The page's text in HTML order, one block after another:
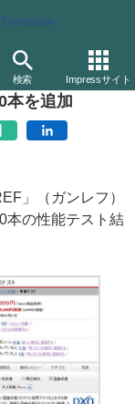
Translate
検索 Impressサイト
ンパス
本を追加
」（ガンレフ）
本の性能テスト結